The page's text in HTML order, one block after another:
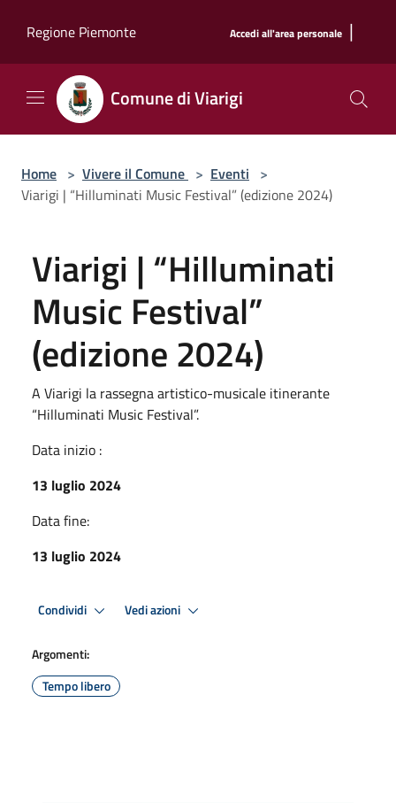
Regione Piemonte
Accedi all'area personale |
Comune di Viarigi
Home > Vivere il Comune > Eventi >
Viarigi | “Hilluminati Music Festival” (edizione 2024)
Viarigi | “Hilluminati
Music Festival”
(edizione 2024)
A Viarigi la rassegna artistico-musicale itinerante
“Hilluminati Music Festival”.
Data inizio :
13 luglio 2024
Data fine:
13 luglio 2024
Condividi Vedi azioni
Argomenti:
Tempo libero